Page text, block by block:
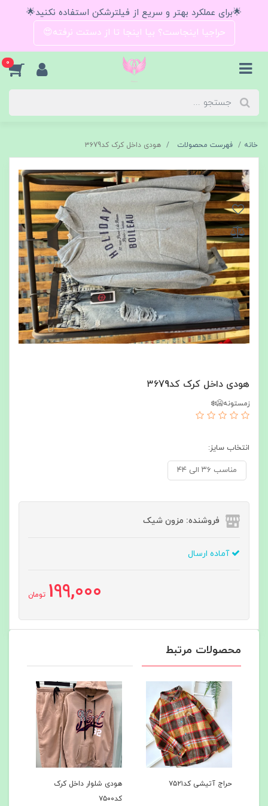
🌟برای عملکرد بهتر و سریع از فیلترشکن استفاده نکنید🌟
حراجیا اینجاست؟ بیا اینجا تا از دستت نرفته😍
0
خانه فهرست محصولات هودی داخل کرک کد۳۶79
هودی داخل کرک کد۳۶79
زمستونه🥶❄️
انتخاب سایز:
مناسب ۳۶ الی ۴۴
فروشنده: مزون شیک
آماده ارسال
199,000 تومان
محصولات مرتبط
هودی شلوار داخل کرک
هودی شلوار داخل کرک
کد۷۴۹7